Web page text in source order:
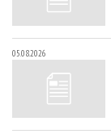
05.08.2026